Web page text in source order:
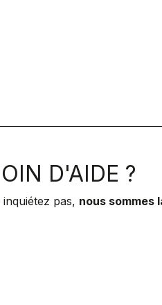
D'AIDE ?
pas, nous sommes